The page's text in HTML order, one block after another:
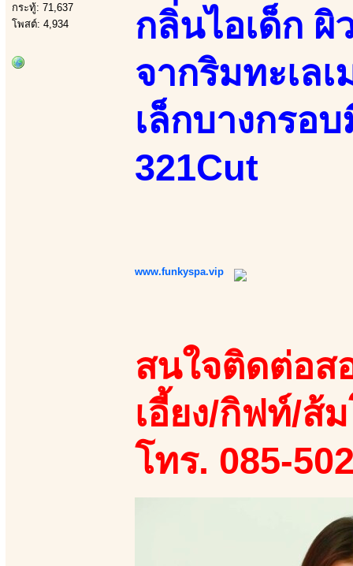
กระทู้: 71,637
โพสต์: 4,934
กลิ่นไอเด็ก ผิ
จากริมทะเล
เล็กบางกรอ
321Cut
www.funkyspa.vip
สนใจติดต่อส
เอี้ยง/กิฟท์/ส้
โทร. 085-